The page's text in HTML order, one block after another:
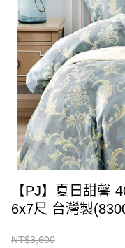
【PJ】夏日甜馨
6x7尺 台灣製
NT$3,600